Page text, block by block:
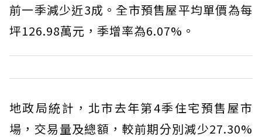
前一季減少近3成。全市預售屋平均單價為每
坪126.98萬元，季增率為6.07%。
地政局統計，北市去年第4季住宅預售屋市
場，交易量及總額，較前期分別減少27.30%